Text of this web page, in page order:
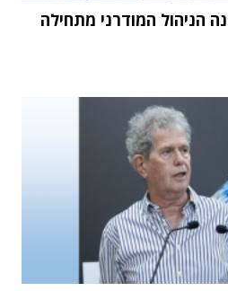
הניהול המודרני מתחילה